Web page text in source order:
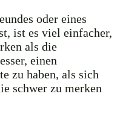
oder eines
ist es viel einfacher,
als die
einen
zu haben, als sich
schwer zu merken